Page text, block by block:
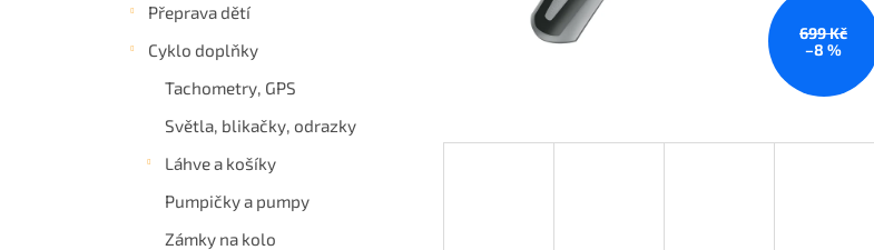
Přeprava dětí
Cyklo doplňky
Tachometry, GPS
Světla, blikačky, odrazky
Láhve a košíky
Pumpičky a pumpy
Zámky na kolo
699 Kč
–8 %